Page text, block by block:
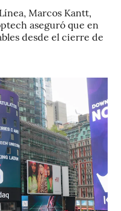
Marcos Kantt,
aseguró que en
desde el cierre de